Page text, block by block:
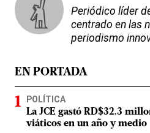
Periódico líder
centrado en las
periodismo
EN PORTADA
POLÍTICA
La JCE gastó RD$32.3
viáticos en un año y medio